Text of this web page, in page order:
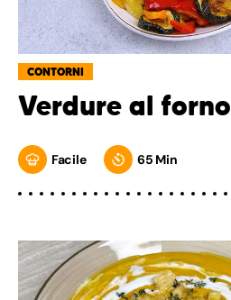
CONTORNI
Verdure al forno
Facile 65 Min